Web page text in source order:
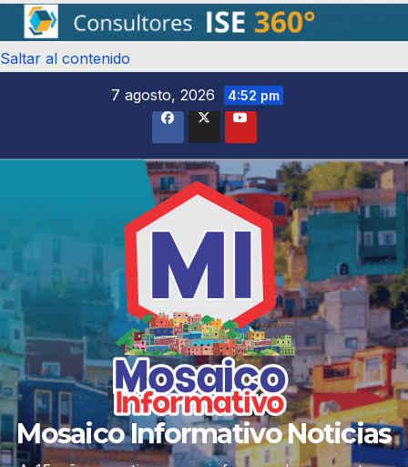
Saltar al contenido
7 agosto, 2026
4:52 pm
Mosaico Informativo Noticias